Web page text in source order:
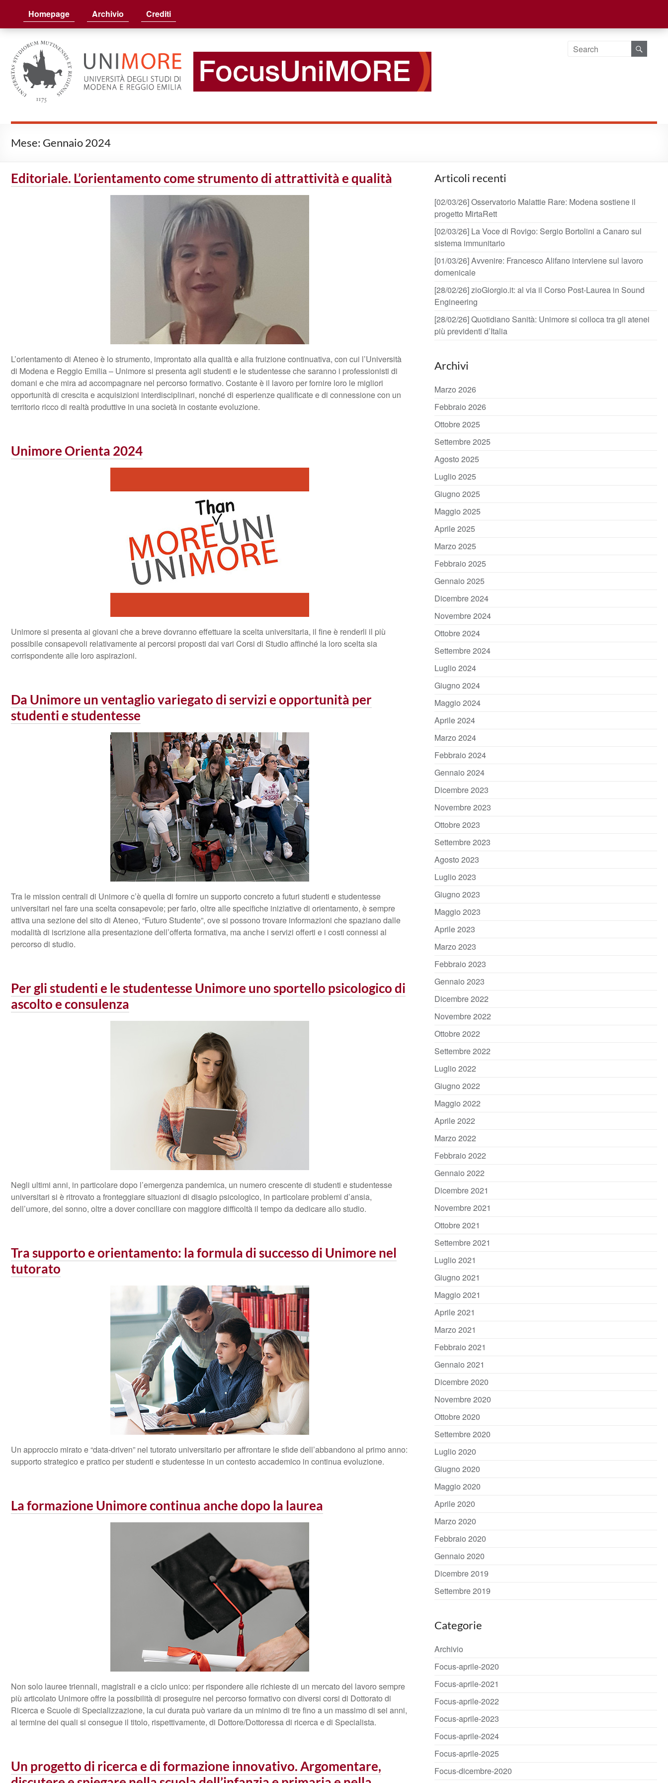
FocusUnimore
Homepage Archivio Crediti
Mese: Gennaio 2024
Editoriale. L’orientamento come strumento di attrattività e qualità
L’orientamento di Ateneo è lo strumento, improntato alla qualità e alla fruizione continuativa, con cui l’Università
di Modena e Reggio Emilia – Unimore si presenta agli studenti e le studentesse che saranno i professionisti di
domani e che mira ad accompagnare nel percorso formativo. Costante è il lavoro per fornire loro le migliori
opportunità di crescita e acquisizioni interdisciplinari, nonché di esperienze qualificate e di connessione con un
territorio ricco di realtà produttive in una società in costante evoluzione.
Unimore Orienta 2024
Unimore si presenta ai giovani che a breve dovranno effettuare la scelta universitaria, il fine è renderli il più
possibile consapevoli relativamente ai percorsi proposti dai vari Corsi di Studio affinché la loro scelta sia
corrispondente alle loro aspirazioni.
Da Unimore un ventaglio variegato di servizi e opportunità per
studenti e studentesse
Tra le mission centrali di Unimore c’è quella di fornire un supporto concreto a futuri studenti e studentesse
universitari nel fare una scelta consapevole; per farlo, oltre alle specifiche iniziative di orientamento, è sempre
attiva una sezione del sito di Ateneo, “Futuro Studente”, ove si possono trovare informazioni che spaziano dalle
modalità di iscrizione alla presentazione dell’offerta formativa, ma anche i servizi offerti e i costi connessi al
percorso di studio.
Per gli studenti e le studentesse Unimore uno sportello psicologico di
ascolto e consulenza
Negli ultimi anni, in particolare dopo l’emergenza pandemica, un numero crescente di studenti e studentesse
universitari si è ritrovato a fronteggiare situazioni di disagio psicologico, in particolare problemi d’ansia,
dell’umore, del sonno, oltre a dover conciliare con maggiore difficoltà il tempo da dedicare allo studio.
Tra supporto e orientamento: la formula di successo di Unimore nel
tutorato
Un approccio mirato e “data-driven” nel tutorato universitario per affrontare le sfide dell’abbandono al primo anno:
supporto strategico e pratico per studenti e studentesse in un contesto accademico in continua evoluzione.
La formazione Unimore continua anche dopo la laurea
Non solo lauree triennali, magistrali e a ciclo unico: per rispondere alle richieste di un mercato del lavoro sempre
più articolato Unimore offre la possibilità di proseguire nel percorso formativo con diversi corsi di Dottorato di
Ricerca e Scuole di Specializzazione, la cui durata può variare da un minimo di tre fino a un massimo di sei anni,
al termine dei quali si consegue il titolo, rispettivamente, di Dottore/Dottoressa di ricerca e di Specialista.
Un progetto di ricerca e di formazione innovativo. Argomentare,
Articoli recenti
[02/03/26] Osservatorio Malattie Rare: Modena sostiene il
progetto MirtaRett
[02/03/26] La Voce di Rovigo: Sergio Bortolini a Canaro sul
sistema immunitario
[01/03/26] Avvenire: Francesco Alifano interviene sul lavoro
domenicale
[28/02/26] zioGiorgio.it: al via il Corso Post-Laurea in Sound
Engineering
[28/02/26] Quotidiano Sanità: Unimore si colloca tra gli atenei
più previdenti d’Italia
Archivi
Marzo 2026
Febbraio 2026
Ottobre 2025
Settembre 2025
Agosto 2025
Luglio 2025
Giugno 2025
Maggio 2025
Aprile 2025
Marzo 2025
Febbraio 2025
Gennaio 2025
Dicembre 2024
Novembre 2024
Ottobre 2024
Settembre 2024
Luglio 2024
Giugno 2024
Maggio 2024
Aprile 2024
Marzo 2024
Febbraio 2024
Gennaio 2024
Dicembre 2023
Novembre 2023
Ottobre 2023
Settembre 2023
Agosto 2023
Luglio 2023
Giugno 2023
Maggio 2023
Aprile 2023
Marzo 2023
Febbraio 2023
Gennaio 2023
Dicembre 2022
Novembre 2022
Ottobre 2022
Settembre 2022
Luglio 2022
Giugno 2022
Maggio 2022
Aprile 2022
Marzo 2022
Febbraio 2022
Gennaio 2022
Dicembre 2021
Novembre 2021
Ottobre 2021
Settembre 2021
Luglio 2021
Giugno 2021
Maggio 2021
Aprile 2021
Marzo 2021
Febbraio 2021
Gennaio 2021
Dicembre 2020
Novembre 2020
Ottobre 2020
Settembre 2020
Luglio 2020
Giugno 2020
Maggio 2020
Aprile 2020
Marzo 2020
Febbraio 2020
Gennaio 2020
Dicembre 2019
Settembre 2019
Categorie
Archivio
Focus-aprile-2020
Focus-aprile-2021
Focus-aprile-2022
Focus-aprile-2023
Focus-aprile-2024
Focus-aprile-2025
Focus-dicembre-2020